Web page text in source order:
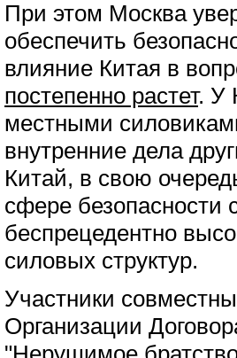
При этом Москва
обеспечить
влияние Китая в
постепенно растет. У
местными
внутренние дела
Китай, в свою
сфере безопасности
беспрецедентно
силовых структур.
Участники
Организации